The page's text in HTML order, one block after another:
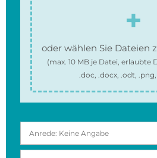
oder wählen Sie Dateien
(max. 10 MBje Datei, erlaubte
.doc, .docx, .odt,